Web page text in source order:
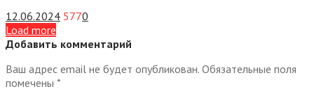
12.06.2024 5770
Load more
Добавить комментарий
Ваш адрес email не будет опубликован. Обязательные поля
помечены *